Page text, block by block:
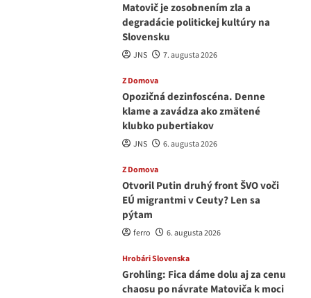
Matovič je zosobnením zla a
degradácie politickej kultúry na
Slovensku
JNS 7. augusta 2026
Z Domova
Opozičná dezinfoscéna. Denne
klame a zavádza ako zmätené
klubko pubertiakov
JNS 6. augusta 2026
Z Domova
Otvoril Putin druhý front ŠVO voči
EÚ migrantmi v Ceuty? Len sa
pýtam
ferro 6. augusta 2026
Hrobári Slovenska
Grohling: Fica dáme dolu aj za cenu
chaosu po návrate Matoviča k moci